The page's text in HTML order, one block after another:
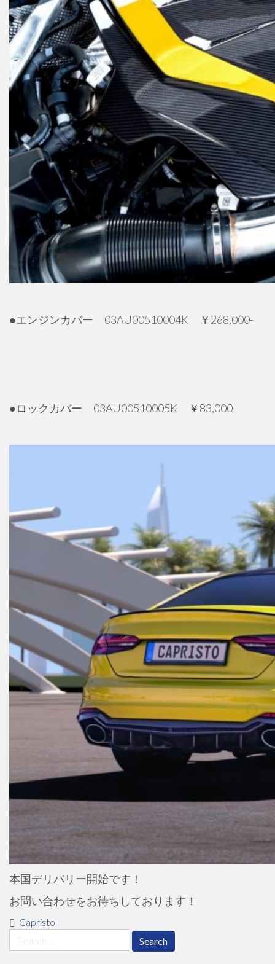
●エンジンカバー 03AU00510004K ￥268,000-
●ロックカバー 03AU00510005K ￥83,000-
本国デリバリー開始です！
お問い合わせをお待ちしております！
Capristo
for: